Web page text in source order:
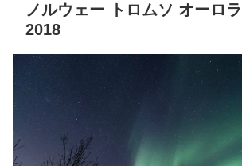
ノルウェー トロムソ オーロ
2018